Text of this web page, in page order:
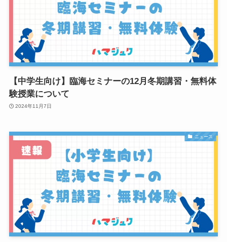
【中学生向け】臨海セミナーの12月冬期講習・無料体
験授業について
2024年11月7日
ニュース